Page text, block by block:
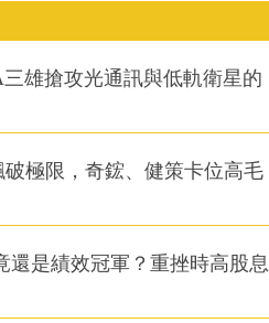
雄搶攻光通訊與低軌衛星的
極限，奇鋐、健策卡位高毛
還是績效冠軍？重挫時高股息